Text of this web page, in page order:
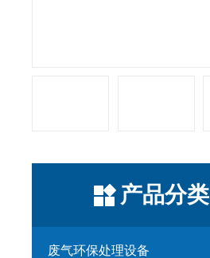
产品分类
废气环保处理设备